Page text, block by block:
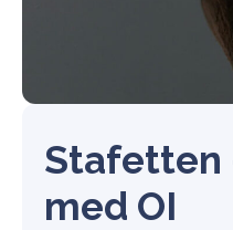
Stafetten
med OI